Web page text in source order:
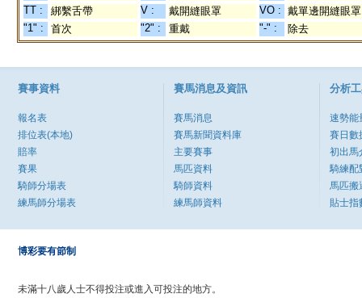
TT : 綁繫舌帶 V : 戴開縫眼罩 VO : 戴單邊開縫眼罩
"1" :
首次 "2" : 重戴 "-" : 除去
賽事資料
報名表
排位表(本地)
賠率
賽果
騎師分場表
練馬師分場表
賽馬消息及資訊
賽馬消息
賽馬新聞資料庫
主要賽事
馬匹資料
騎師資料
練馬師資料
分析
速勢能
賽日數
初出馬
騎練配
馬匹搬
貼士指
博彩要有節制
未滿十八歲人士不得投注或進入可投注的地方。